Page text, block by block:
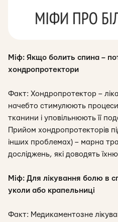
Міф: Якщо болить спина –
хондропротектори
Факт: Хондропротектор –
начебто стимулюють процеси
тканини і уповільнюють її
Прийом хондропротекторів
інших проблемах) – марна
досліджень, які доводять
Міф: Для лікування болю в
уколи або крапельниці
Факт: Медикаментозне